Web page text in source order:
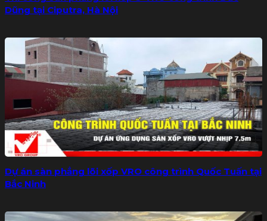
Dũng tại Ciputra, Hà Nội
Dự án sàn phẳng lõi xốp VRO công trình Quốc Tuấn tại
Bắc Ninh